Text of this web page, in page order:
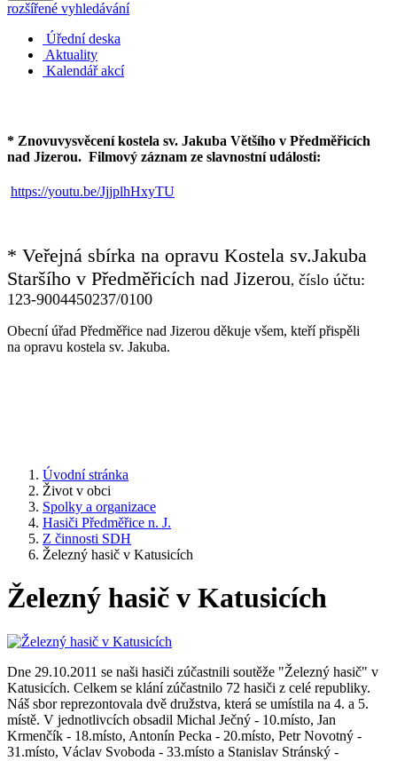
rozšířené vyhledávání
Úřední deska
Aktuality
Kalendář akcí
* Znovuvysvěcení kostela sv. Jakuba Většího v Předměřicích
nad Jizerou. Filmový záznam ze slavnostní události:
https://youtu.be/JjjplhHxyTU
* Veřejná sbírka na opravu Kostela sv.Jakuba
Staršího v Předměřicích nad Jizerou, číslo účtu:
123-9004450237/0100
Obecní úřad Předměřice nad Jizerou děkuje všem, kteří přispěli
na opravu kostela sv. Jakuba.
Úvodní stránka
Život v obci
Spolky a organizace
Hasiči Předměřice n. J.
Z činnosti SDH
Železný hasič v Katusicích
Železný hasič v Katusicích
Dne 29.10.2011 se naši hasiči zúčastnili soutěže "Železný hasič" v
Katusicích. Celkem se klání zúčastnilo 72 hasiči z celé republiky.
Náš sbor reprezontovala dvě družstva, která se umístila na 4. a 5.
místě. V jednotlivcích obsadil Michal Ječný - 10.místo, Jan
Krmenčík - 18.místo, Antonín Pecka - 20.místo, Petr Novotný -
31.místo, Václav Svoboda - 33.místo a Stanislav Stránský -